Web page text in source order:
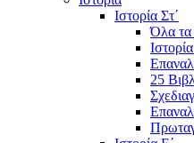
Ιστορία Στ΄
Όλα τα
25